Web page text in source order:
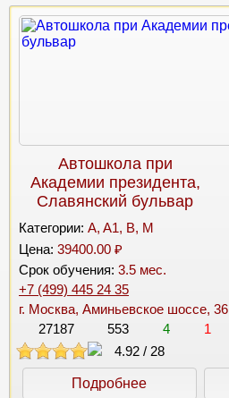
Автошкола при
Академии президента,
Славянский бульвар
Категории: A, A1, B, M
Цена: 39400.00 ₽
Срок обучения: 3.5 мес.
+7 (499) 445 24 35
г. Москва, Аминьевское шоссе, 36
27187
553 4
1
4.92 / 28
Подробнее